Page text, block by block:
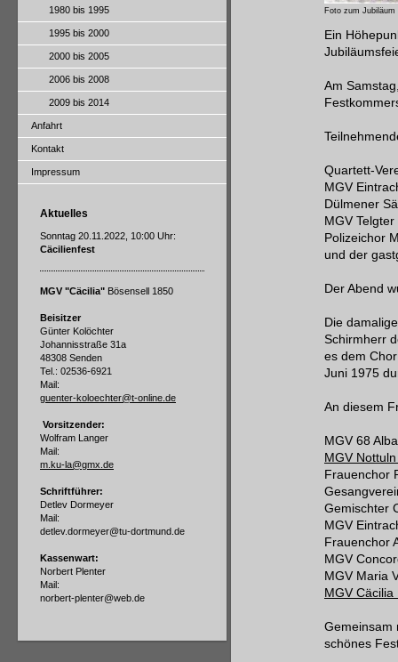
1980 bis 1995
1995 bis 2000
2000 bis 2005
2006 bis 2008
2009 bis 2014
Anfahrt
Kontakt
Impressum
Aktuelles
Sonntag 20.11.2022, 10:00 Uhr:
Cäcilienfest
MGV "Cäcilia" Bösensell 1850
Beisitzer
Günter Kolöchter
Johannisstraße 31a
48308 Senden
Tel.: 02536-6921
Mail:
guenter-koloechter@t-online.de
Vorsitzender:
Wolfram Langer
Mail:
m.ku-la@gmx.de
Schriftführer:
Detlev Dormeyer
Mail:
detlev.dormeyer@tu-dortmund.de
Kassenwart:
Norbert Plenter
Mail:
norbert-plenter@web.de
Foto zum Jubiläum
Ein
Am
Quartett-
MGV
Dülmener
MGV
Polizeichor
und der
Der Abend
Die
Schirmherr
es dem
Juni 1975
An diesem
MGV 68
MGV
Frauenchor
Gemischter
MGV
Frauenchor
MGV
MGV Maria
MGV Cäcilia
Gemeinsam
schönes